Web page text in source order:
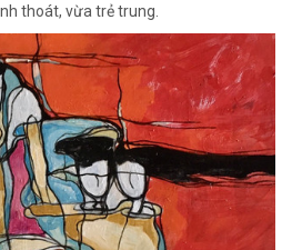
thoát, vừa trẻ trung.